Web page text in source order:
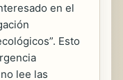
en el
Esto
lee las